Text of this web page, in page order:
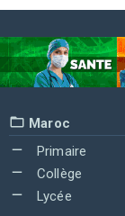
Maroc
Primaire
Collège
Lycée